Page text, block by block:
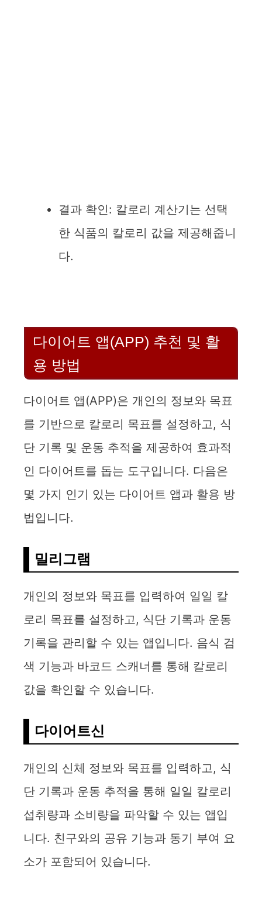
결과 확인: 칼로리 계산기는 선택
한 식품의 칼로리 값을 제공해줍니
다.
다이어트 앱(APP) 추천 및 활
용 방법
다이어트 앱(APP)은 개인의 정보와 목표
를 기반으로 칼로리 목표를 설정하고, 식
단 기록 및 운동 추적을 제공하여 효과적
인 다이어트를 돕는 도구입니다. 다음은
몇 가지 인기 있는 다이어트 앱과 활용 방
법입니다.
밀리그램
개인의 정보와 목표를 입력하여 일일 칼
로리 목표를 설정하고, 식단 기록과 운동
기록을 관리할 수 있는 앱입니다. 음식 검
색 기능과 바코드 스캐너를 통해 칼로리
값을 확인할 수 있습니다.
다이어트신
개인의 신체 정보와 목표를 입력하고, 식
단 기록과 운동 추적을 통해 일일 칼로리
섭취량과 소비량을 파악할 수 있는 앱입
니다. 친구와의 공유 기능과 동기 부여 요
소가 포함되어 있습니다.